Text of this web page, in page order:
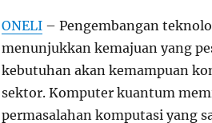
ONELI– Pengembangan
menunjukkan kemajuan yang
kebutuhan akan kemampuan
sektor. Komputer kuantum
permasalahan komputasi yang